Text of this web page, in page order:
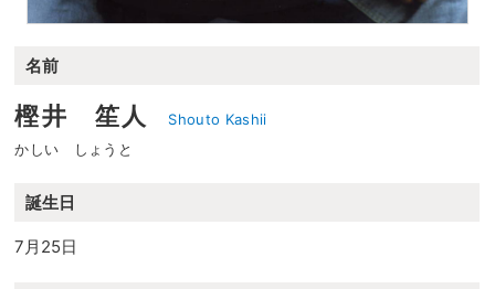
名前
樫井 笙人
Shouto Kashii
かしい しょうと
誕生日
7月25日